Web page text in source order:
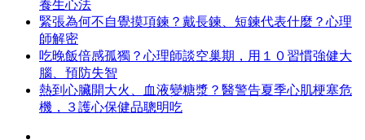
養生心法
緊張為何不自覺摸項鍊？戴長鍊、短鍊代表什麼？心理
師解密
吃晚飯倍感孤獨？心理師談空巢期，用１０習慣強健大
腦、預防失智
熱到心臟開大火、血液變糖漿？醫警告夏季心肌梗塞危
機，３護心保健品聰明吃